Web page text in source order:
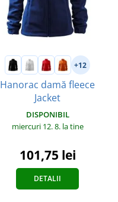
+12
Hanorac damă fleece
Jacket
DISPONIBIL
miercuri 12. 8. la tine
101,75 lei
DETALII